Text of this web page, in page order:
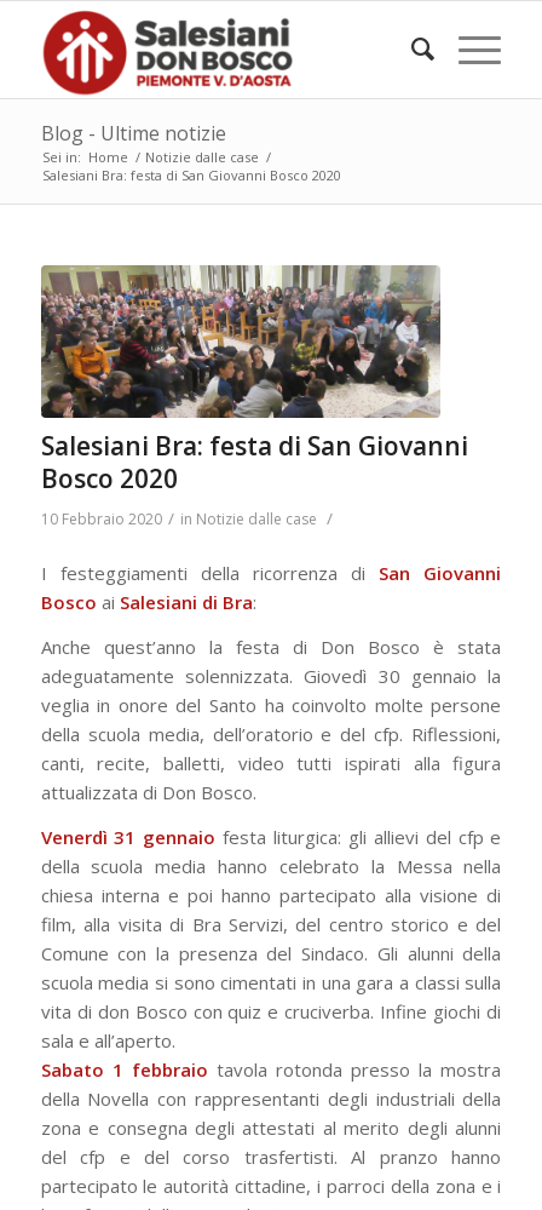
Blog - Ultime notizie
Sei in: Home / Notizie dalle case /
Salesiani Bra: festa di San Giovanni Bosco 2020
Salesiani Bra: festa di San Giovanni
Bosco 2020
10 Febbraio 2020 / in Notizie dalle case /
I festeggiamenti della ricorrenza di San Giovanni
Bosco ai Salesiani di Bra:
Anche quest’anno la festa di Don Bosco è stata
adeguatamente solennizzata. Giovedì 30 gennaio la
veglia in onore del Santo ha coinvolto molte persone
della scuola media, dell’oratorio e del cfp. Riflessioni,
canti, recite, balletti, video tutti ispirati alla figura
attualizzata di Don Bosco.
Venerdì 31 gennaio festa liturgica: gli allievi del cfp e
della scuola media hanno celebrato la Messa nella
chiesa interna e poi hanno partecipato alla visione di
film, alla visita di Bra Servizi, del centro storico e del
Comune con la presenza del Sindaco. Gli alunni della
scuola media si sono cimentati in una gara a classi sulla
vita di don Bosco con quiz e cruciverba. Infine giochi di
sala e all’aperto.
Sabato 1 febbraio tavola rotonda presso la mostra
della Novella con rappresentanti degli industriali della
zona e consegna degli attestati al merito degli alunni
del cfp e del corso trasfertisti. Al pranzo hanno
partecipato le autorità cittadine, i parroci della zona e i